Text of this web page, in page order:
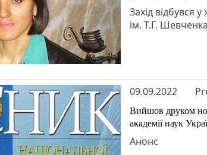
Захід відбувся
ім. Т.Г.
09.09.2022
Вийшов друком
академії наук
Анонс